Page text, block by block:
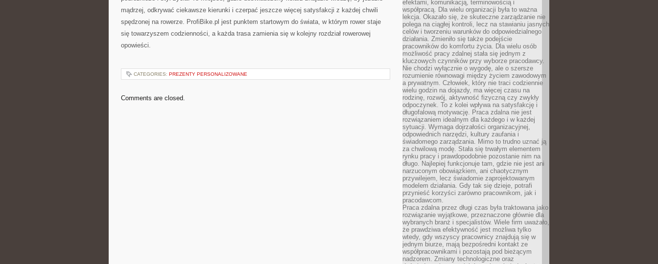
mądrzej, odkrywać ciekawsze kierunki i czerpać jeszcze więcej satysfakcji z każdej chwili
spędzonej na rowerze. ProfiBike.pl jest punktem startowym do świata, w którym rower staje
się towarzyszem codzienności, a każda trasa zamienia się w kolejny rozdział rowerowej
opowieści.
CATEGORIES: PREZENTY PERSONALIZOWANE
Comments are closed.
efektami, komunikacją, terminowością i
współpracą. Dla wielu organizacji była to ważna
lekcja. Okazało się, że skuteczne zarządzanie nie
polega na ciągłej kontroli, lecz na stawianiu jasnych
celów i tworzeniu warunków do odpowiedzialnego
działania. Zmieniło się także podejście
pracowników do komfortu życia. Dla wielu osób
możliwość pracy zdalnej stała się jednym z
kluczowych czynników przy wyborze pracodawcy.
Nie chodzi wyłącznie o wygodę, ale o szersze
rozumienie równowagi między życiem zawodowym
a prywatnym. Człowiek, który nie traci codziennie
wielu godzin na dojazdy, ma więcej czasu na
rodzinę, rozwój, aktywność fizyczną czy zwykły
odpoczynek. To z kolei wpływa na satysfakcję i
długofalową motywację. Praca zdalna nie jest
rozwiązaniem idealnym dla każdego i w każdej
sytuacji. Wymaga dojrzałości organizacyjnej,
odpowiednich narzędzi, kultury zaufania i
świadomego zarządzania. Mimo to trudno uznać ją
za chwilową modę. Stała się trwałym elementem
rynku pracy i prawdopodobnie pozostanie nim na
długo. Najlepiej funkcjonuje tam, gdzie nie jest ani
narzuconym obowiązkiem, ani chaotycznym
przywilejem, lecz świadomie zaprojektowanym
modelem działania. Gdy tak się dzieje, potrafi
przynieść korzyści zarówno pracownikom, jak i
pracodawcom.
Praca zdalna przez długi czas była traktowana jako
rozwiązanie wyjątkowe, przeznaczone głównie dla
wybranych branż i specjalistów. Wiele firm uważało,
że prawdziwa efektywność jest możliwa tylko
wtedy, gdy wszyscy pracownicy znajdują się w
jednym biurze, mają bezpośredni kontakt ze
współpracownikami i pozostają pod bieżącym
nadzorem. Zmiany technologiczne oraz